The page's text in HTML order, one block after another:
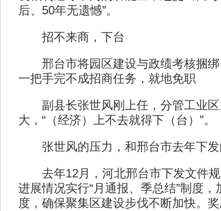
后、50年无遗憾”。
招不来商，下台
邢台市将园区建设与政绩考核捆绑
一把手完不成招商任务，就地免职
副县长张世风刚上任，分管工业区
大，“（经济）上不去就得下（台）”。
张世风的压力，和邢台市去年下发
去年12月，河北邢台市下发文件规
进展情况实行“月通报、季总结”制度
度，确保聚集区建设步伐不断加快。